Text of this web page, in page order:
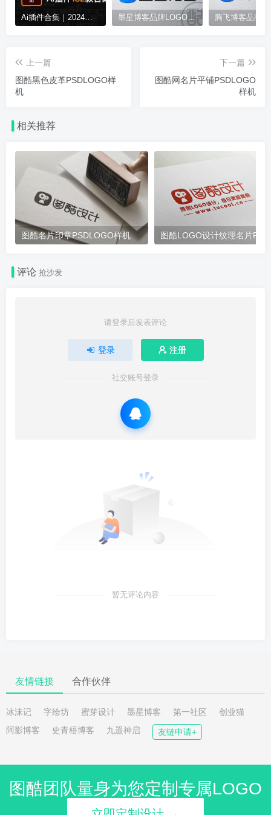
Ai插件合集｜2024全新 AI 脚本插件 182 款合集，一键安装！ 墨星博客品牌LOGO案例
上一篇
图酷黑色皮革PSDLOGO样
机
下一篇
图酷网名片平铺PSDLOGO
样机
相关推荐
图酷名片印章PSDLOGO样机
评论抢沙发
请登录后发表评论
登录 注册
社交账号登录
暂无评论内容
友情链接 合作伙伴
冰沫记 字绘坊 蜜芽设计 墨星博客 第一社区
创业猫
阿影博客
史青梧博客 九遥神启 友链申请+
图酷团队量身为您定制专属LOGO